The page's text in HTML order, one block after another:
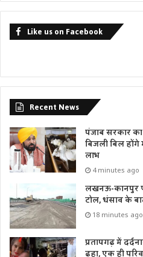
Like us on Facebook
Recent News
पंजाब सरकार
बिजली बिल
लाभ
4 minutes ago
लखनऊ-कानपुर
टोल, धंसाव के
18 minutes ago
प्रतापगढ़ में
ढहा, एक ही